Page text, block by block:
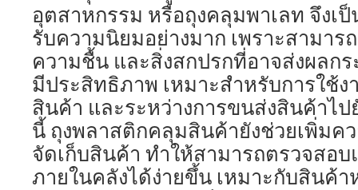
อุตสาหกรรม หรือถุงคลุมพาเลท จึงเ
รับความนิยมอย่างมาก เพราะสามาร
ความชื้น และสิ่งสกปรกที่อาจส่งผลก
มีประสิทธิภาพ เหมาะสำหรับการใช้ง
สินค้า และระหว่างการขนส่งสินค้าไป
นี้ ถุงพลาสติกคลุมสินค้ายังช่วยเพิ่มค
จัดเก็บสินค้า ทำให้สามารถตรวจสอ
ภายในคลังได้ง่ายขึ้น เหมาะกับสินค้